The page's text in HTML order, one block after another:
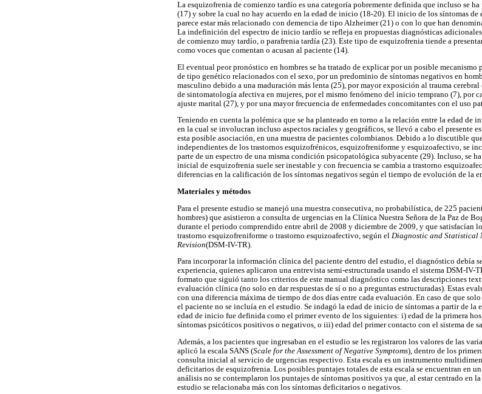
La esquizofrenia de comienzo tardío es una categoría pobremente definida que incluso se
(17) y sobre la cual no hay acuerdo en la edad de inicio (18-20). El inicio de los síntomas de
parece estar más relacionado con demencia de tipo Alzheimer (21) o con lo que han
La indefinición del espectro de inicio tardío se refleja en propuestas diagnósticas
de comienzo muy tardío, o parafrenia tardía (23). Este tipo de esquizofrenia tiende a
como voces que comentan o acusan al paciente (14).
El eventual peor pronóstico en hombres se ha tratado de explicar por un posible mecanismo
de tipo genético relacionados con el sexo, por un predominio de síntomas negativos en
masculino debido a una maduración más lenta (25), por mayor exposición al trauma
de sintomatología afectiva en mujeres, por el mismo fenómeno del inicio temprano (7), por
ajuste marital (27), y por una mayor frecuencia de enfermedades concomitantes con el uso
Teniendo en cuenta la polémica que se ha planteado en torno a la relación entre la edad de
en la cual se involucran incluso aspectos raciales y geográficos, se llevó a cabo el presente
esta posible asociación, en una muestra de pacientes colombianos. Debido a lo discutible
independientes de los trastornos esquizofrénicos, esquizofreniforme y esquizoafectivo, se
parte de un espectro de una misma condición psicopatológica subyacente (29). Incluso, se
inicial de esquizofrenia suele ser inestable y con frecuencia se cambia a trastorno
diferencias en la calificación de los síntomas negativos según el tiempo de evolución de la
Materiales y métodos
Para el presente estudio se manejó una muestra consecutiva, no probabilística, de 225
hombres) que asistieron a consulta de urgencias en la Clínica Nuestra Señora de la Paz de
durante el periodo comprendido entre abril de 2008 y diciembre de 2009, y que satisfacían
trastorno esquizofreniforme o trastorno esquizoafectivo, según el Diagnostic and Statistical
Revision(DSM-IV-TR).
Para incorporar la información clínica del paciente dentro del estudio, el diagnóstico debía
experiencia, quienes aplicaron una entrevista semi-estructurada usando el sistema DSM-IV-
formato que siguió tanto los criterios de este manual diagnóstico como las descripciones
evaluación clínica (no solo en dar respuestas de sí o no a preguntas estructuradas). Estas
con una diferencia máxima de tiempo de dos días entre cada evaluación. En caso de que
el paciente no se incluía en el estudio. Se indagó la edad de inicio de síntomas a partir de la
edad de inicio fue definida como el primer evento de los siguientes: i) edad de la primera
síntomas psicóticos positivos o negativos, o iii) edad del primer contacto con el sistema de
Además, a los pacientes que ingresaban en el estudio se les registraron los valores de las
aplicó la escala SANS (Scale for the Assessment of Negative Symptoms), dentro de los
consulta inicial al servicio de urgencias respectivo. Esta escala es un instrumento
deficitarios de esquizofrenia. Los posibles puntajes totales de esta escala se encuentran en
análisis no se contemplaron los puntajes de síntomas positivos ya que, al estar centrado en
estudio se relacionaba más con los síntomas deficitarios o negativos.